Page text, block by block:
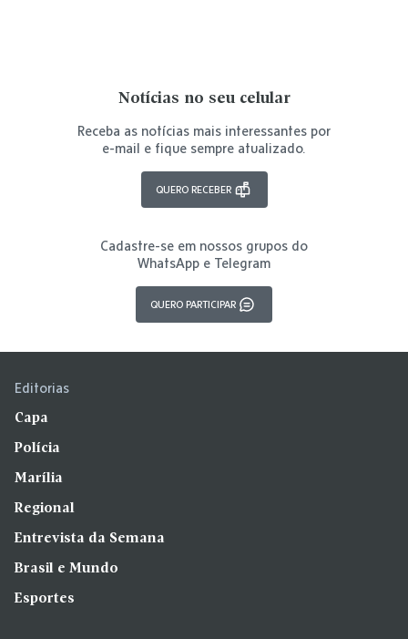
Notícias no seu celular
Receba as notícias mais interessantes por
e-mail e fique sempre atualizado.
QUERO RECEBER
Cadastre-se em nossos grupos do
WhatsApp e Telegram
QUERO PARTICIPAR
Editorias
Capa
Polícia
Marília
Regional
Entrevista da Semana
Brasil e Mundo
Esportes